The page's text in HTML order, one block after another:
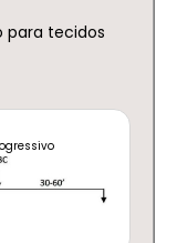
para tecidos